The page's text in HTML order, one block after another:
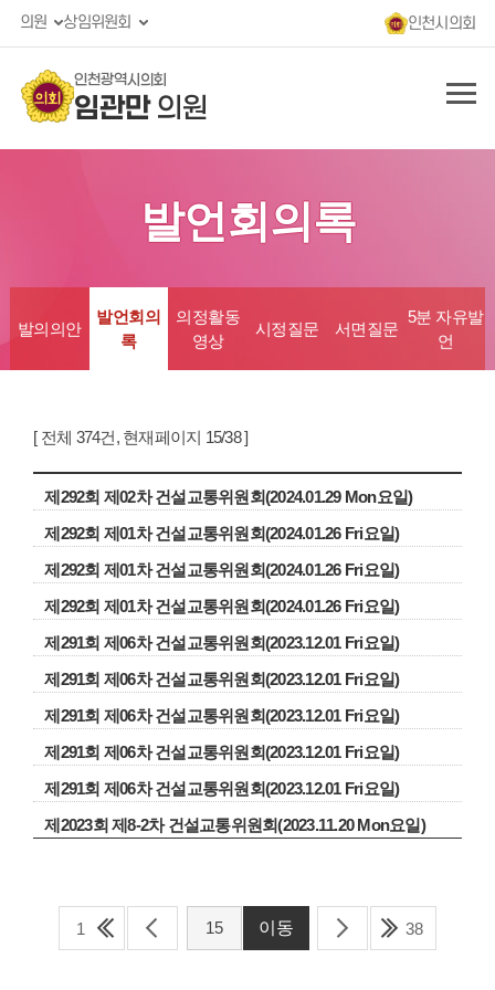
의원 상임위원회 인천시의회
인천광역시의회
임관만의원
발언회의록
발의의안
발언회의
록
의정활동
영상
시정질문 서면질문
5분 자유발
언
[ 전체 374건, 현재페이지 15/38 ]
제292회 제02차 건설교통위원회(2024.01.29 Mon요일)
제292회 제01차 건설교통위원회(2024.01.26 Fri요일)
제292회 제01차 건설교통위원회(2024.01.26 Fri요일)
제292회 제01차 건설교통위원회(2024.01.26 Fri요일)
제291회 제06차 건설교통위원회(2023.12.01 Fri요일)
제291회 제06차 건설교통위원회(2023.12.01 Fri요일)
제291회 제06차 건설교통위원회(2023.12.01 Fri요일)
제291회 제06차 건설교통위원회(2023.12.01 Fri요일)
제291회 제06차 건설교통위원회(2023.12.01 Fri요일)
제2023회 제8-2차 건설교통위원회(2023.11.20 Mon요일)
1 38